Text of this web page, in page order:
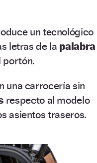
un tecnológico
letras de la palabra
portón.
una carrocería sin
respecto al modelo
asientos traseros.